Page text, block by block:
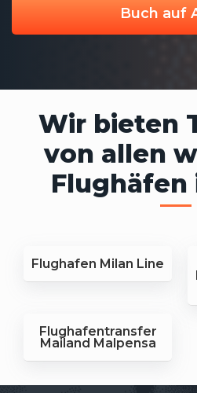
Buch auf
Wir bieten
von allen
Flughäfen
Flughafen Milan Line
Flughafentransfer
Mailand Malpensa